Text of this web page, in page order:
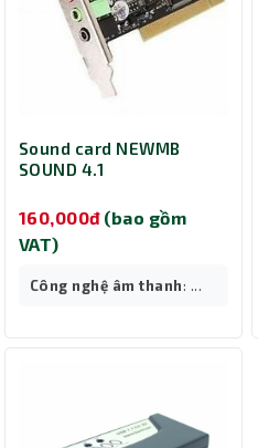
Sound card NEWMB
SOUND 4.1
160,000đ (bao gồm
VAT)
Công nghệ âm thanh: ...